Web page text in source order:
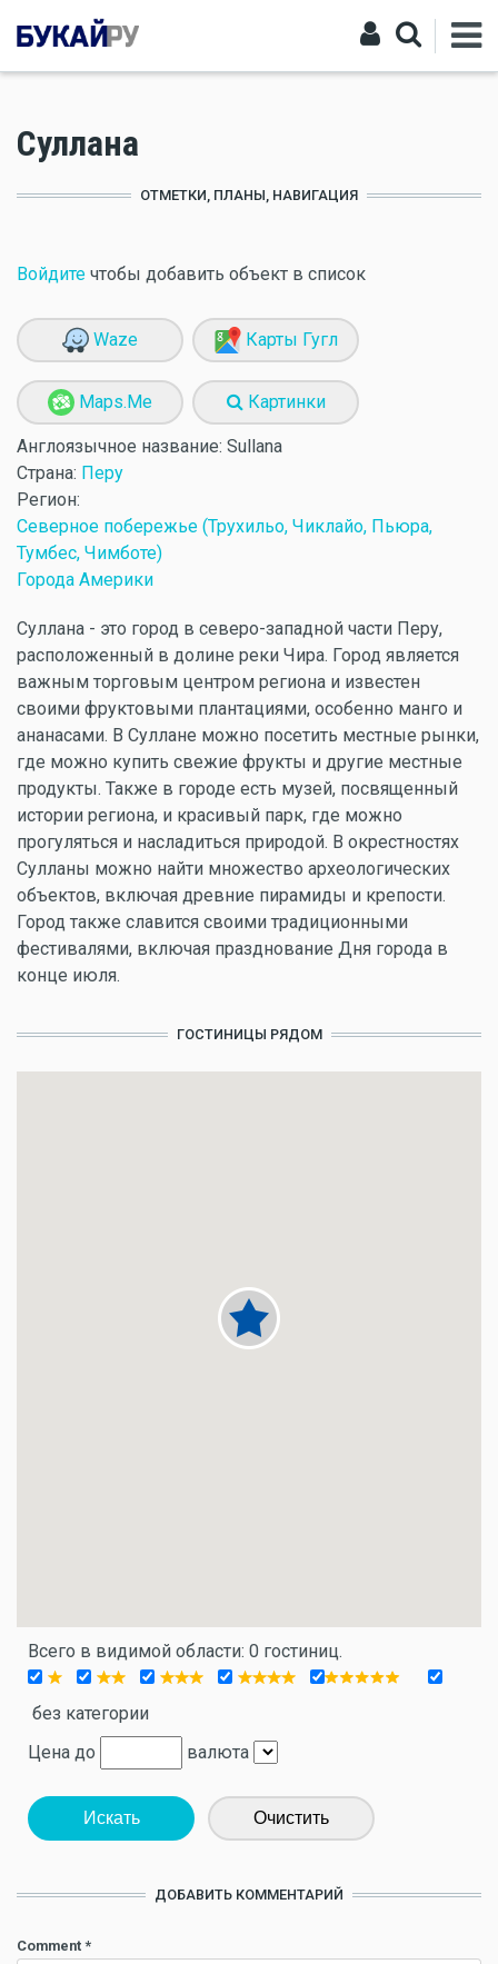
Суллана
ОТМЕТКИ, ПЛАНЫ, НАВИГАЦИЯ
Войдите чтобы добавить объект в список
Waze Карты Гугл
Maps.Me Картинки
Англоязычное название: Sullana
Страна: Перу
Регион:
Северное побережье (Трухильо, Чиклайо, Пьюра,
Тумбес, Чимботе)
Города Америки
Суллана - это город в северо-западной части Перу,
расположенный в долине реки Чира. Город является
важным торговым центром региона и известен
своими фруктовыми плантациями, особенно манго и
ананасами. В Суллане можно посетить местные рынки,
где можно купить свежие фрукты и другие местные
продукты. Также в городе есть музей, посвященный
истории региона, и красивый парк, где можно
прогуляться и насладиться природой. В окрестностях
Сулланы можно найти множество археологических
объектов, включая древние пирамиды и крепости.
Город также славится своими традиционными
фестивалями, включая празднование Дня города в
конце июля.
ГОСТИНИЦЫ РЯДОМ
Всего в видимой области: 0 гостиниц.
без категории
Цена до
валюта
Искать Очистить
ДОБАВИТЬ КОММЕНТАРИЙ
Comment *